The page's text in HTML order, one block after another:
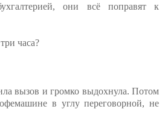
они всё поправят к
часа?
вызов и громко выдохнула. Потом
в углу переговорной, не